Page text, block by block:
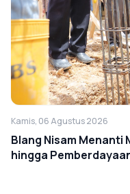
Kamis, 06 Agustus 2026
Blang Nisam Menanti
hingga